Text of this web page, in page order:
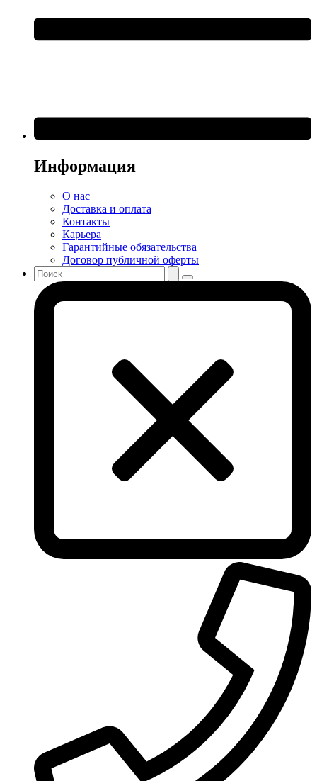
Информация
О нас
Доставка и оплата
Контакты
Карьера
Гарантийные обязательства
Договор публичной оферты